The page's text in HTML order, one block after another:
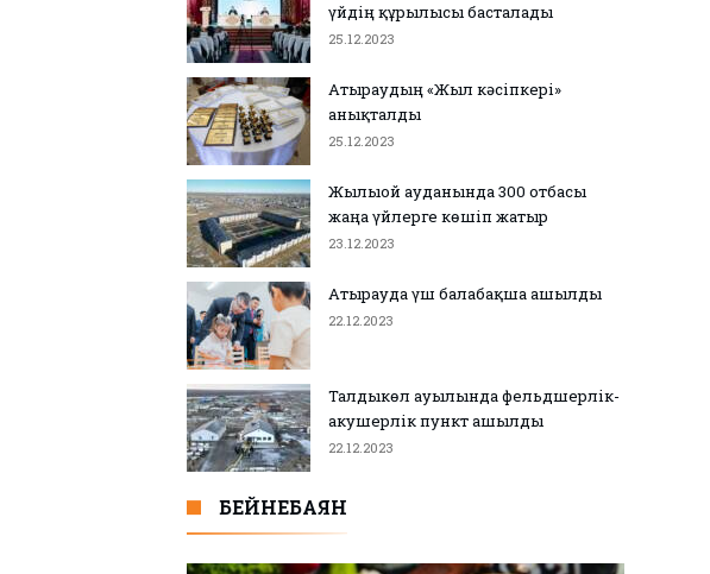
үйдің құрылысы басталады
25.12.2023
Атыраудың «Жыл кәсіпкері»
анықталды
25.12.2023
Жылыой ауданында 300 отбасы
жаңа үйлерге көшіп жатыр
23.12.2023
Атырауда үш балабақша ашылды
22.12.2023
Талдыкөл ауылында фельдшерлік-
акушерлік пункт ашылды
22.12.2023
БЕЙНЕБАЯН